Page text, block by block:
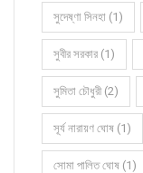
সুদেষ্ণা সিনহা (1)
সুবীর সরকার (1)
সুমিতা চৌধুরী (2)
সূর্য নারায়ণ ঘোষ (1)
সোমা পালিত ঘোষ (1)